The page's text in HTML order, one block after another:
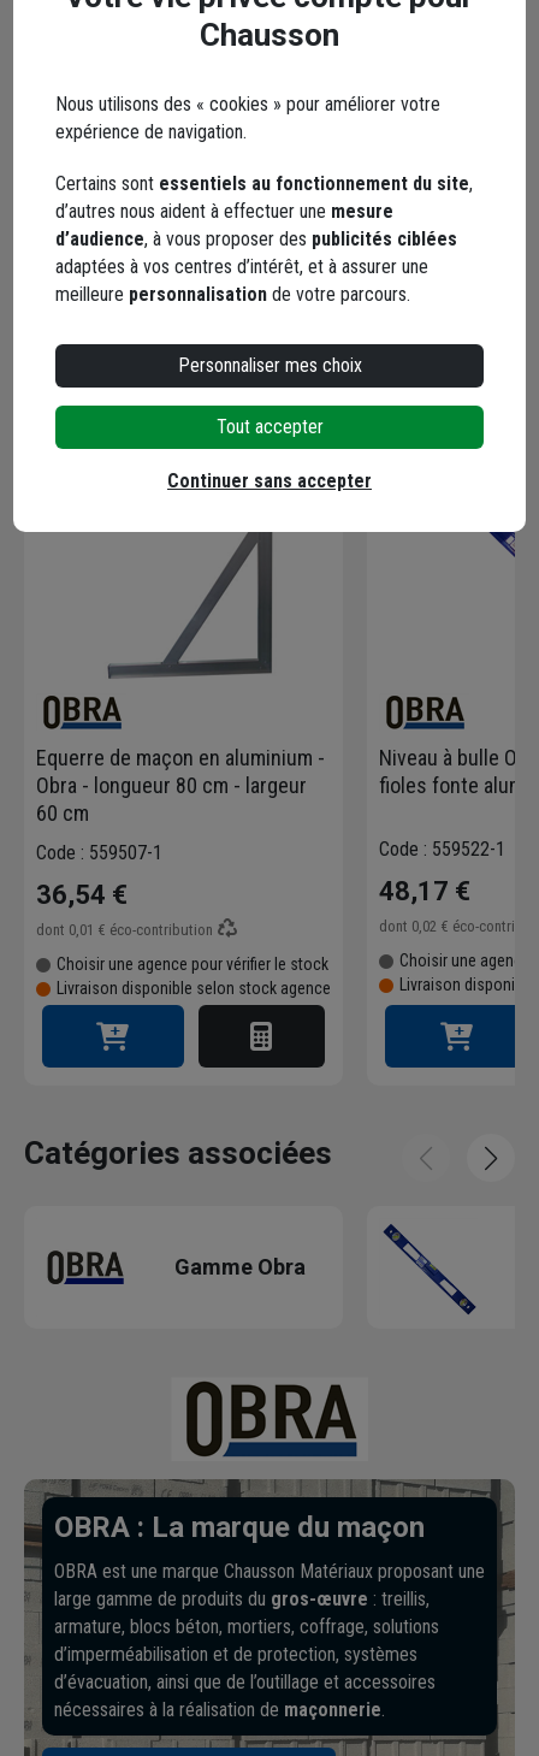
Points forts
Description
Caractéristiques
Documents
En complément
Equerre de maçon en aluminium -
Obra - longueur 80 cm - largeur
60 cm
Code : 559507-1
36,54 €
dont 0,01 € éco-contribution
Choisir une agence pour vérifier le stock
Livraison disponible selon stock agence
Niveau à bulle
fioles fonte
Code : 559522-1
48,17 €
dont 0,02 € éco-
Choisir une agence
Livraison
Catégories associées
Gamme Obra
OBRA : La marque du maçon
OBRA est une marque Chausson Matériaux proposant une
large gamme de produits du gros-œuvre : treillis,
armature, blocs béton, mortiers, coffrage, solutions
d’imperméabilisation et de protection, systèmes
d’évacuation, ainsi que de l’outillage et accessoires
nécessaires à la réalisation de maçonnerie.
Chausson
Nous utilisons des « cookies » pour améliorer votre
expérience de navigation.
Certains sont essentiels au fonctionnement du site,
d’autres nous aident à effectuer une mesure
d’audience, à vous proposer des publicités ciblées
adaptées à vos centres d’intérêt, et à assurer une
meilleure personnalisation de votre parcours.
Personnaliser mes choix
Tout accepter
Continuer sans accepter